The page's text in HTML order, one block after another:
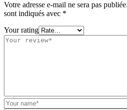
Votre adresse e-mail ne sera pas publiée.
sont indiqués avec *
Your rating